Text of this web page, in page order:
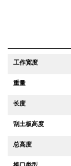
工作宽度
重量
长度
刮土板高度
总高度